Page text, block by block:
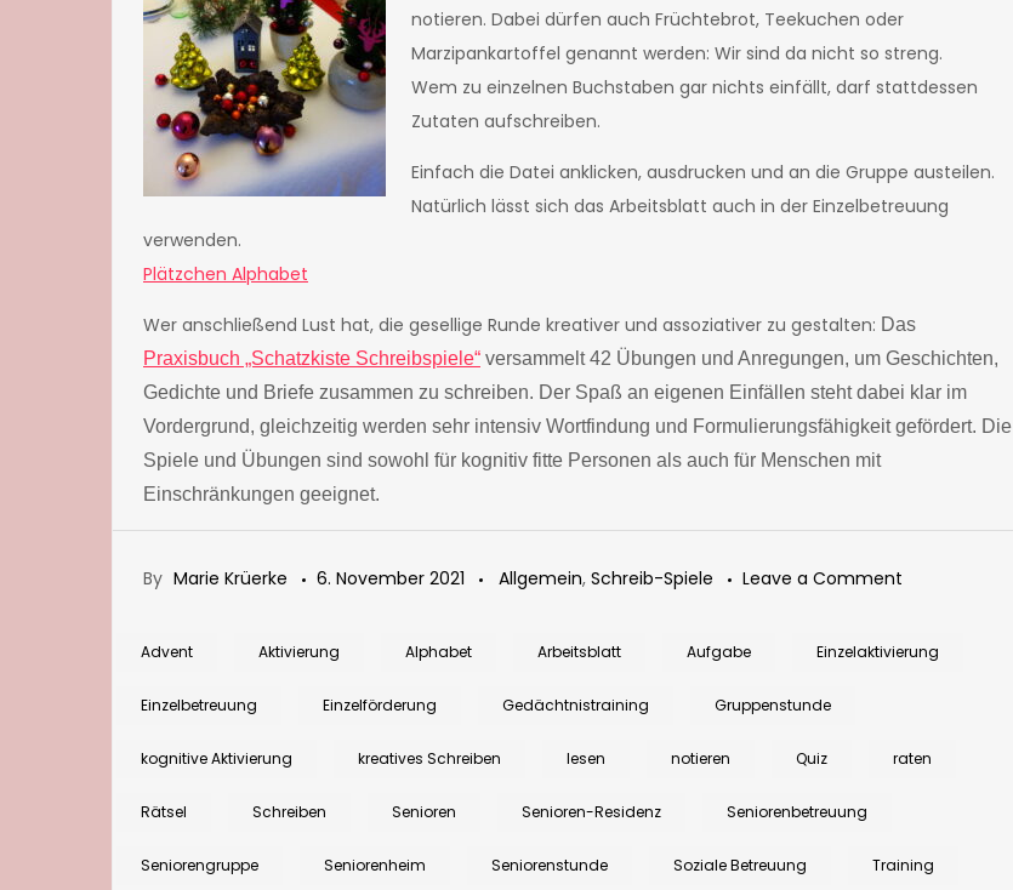
notieren. Dabei dürfen auch Früchtebrot, Teekuchen oder
Marzipankartoffel genannt werden: Wir sind da nicht so streng.
Wem zu einzelnen Buchstaben gar nichts einfällt, darf stattdessen
Zutaten aufschreiben.
Einfach die Datei anklicken, ausdrucken und an die Gruppe austeilen.
Natürlich lässt sich das Arbeitsblatt auch in der Einzelbetreuung
verwenden.
Plätzchen Alphabet
Wer anschließend Lust hat, die gesellige Runde kreativer und assoziativer zu gestalten: Das
Praxisbuch „Schatzkiste Schreibspiele“ versammelt 42 Übungen und Anregungen, um Geschichten,
Gedichte und Briefe zusammen zu schreiben. Der Spaß an eigenen Einfällen steht dabei klar im
Vordergrund, gleichzeitig werden sehr intensiv Wortfindung und Formulierungsfähigkeit gefördert. Die
Spiele und Übungen sind sowohl für kognitiv fitte Personen als auch für Menschen mit
Einschränkungen geeignet.
By Marie Krüerke 6. November 2021 Allgemein, Schreib-Spiele Leave a Comment
der
von
Advent Aktivierung Alphabet Arbeitsblatt Aufgabe Einzelaktivierung
Einzelbetreuung Einzelförderung Gedächtnistraining Gruppenstunde
kognitive Aktivierung kreatives Schreiben lesen notieren Quiz raten
Rätsel Schreiben Senioren Senioren-Residenz Seniorenbetreuung
Seniorengruppe Seniorenheim Seniorenstunde Soziale Betreuung Training